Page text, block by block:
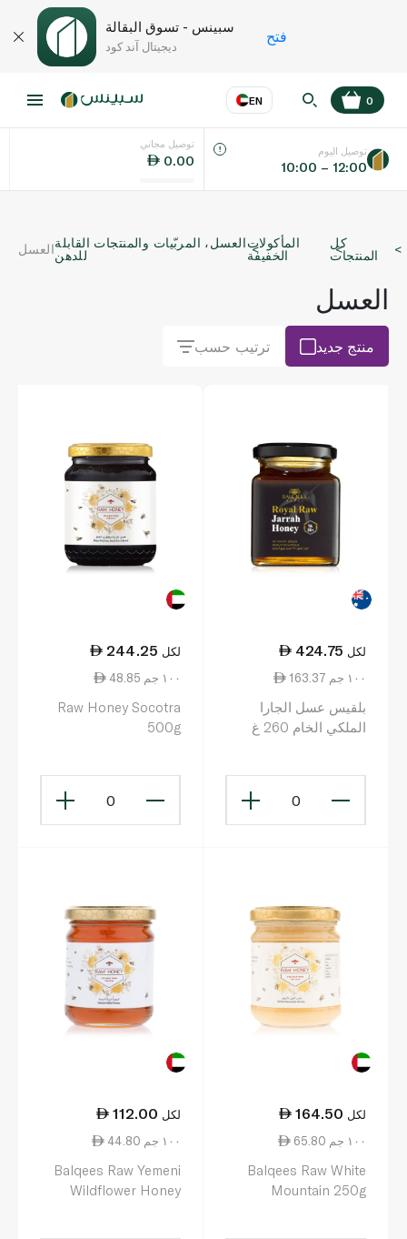
سبينس - تسوق البقالة
ديجيتال آند كود
فتح
EN
اللغة عر
KSA
0
توصيل مجاني
0.00
توصيل اليوم
10:00 – 12:00
كل
المنتجات
المأكولات
الخفيفة
العسل، المربّيات والمنتجات القابلة
للدهنالعسل
العسل
منتج جديد ترتيب حسب
424.75 لكل
163.37 ١٠٠ جم
بلقيس عسل الجارا
الملكي الخام 260 غ
0
244.25 لكل
48.85 ١٠٠ جم
Raw Honey Socotra
500g
0
164.50 لكل
65.80 ١٠٠ جم
Balqees Raw White
Mountain 250g
112.00 لكل
44.80 ١٠٠ جم
Balqees Raw Yemeni
Wildflower Honey